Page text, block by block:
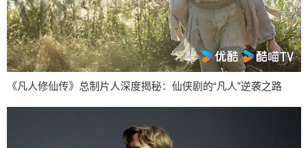
《凡人修仙传》总制片人深度揭秘：仙侠剧的“凡人”逆袭之路